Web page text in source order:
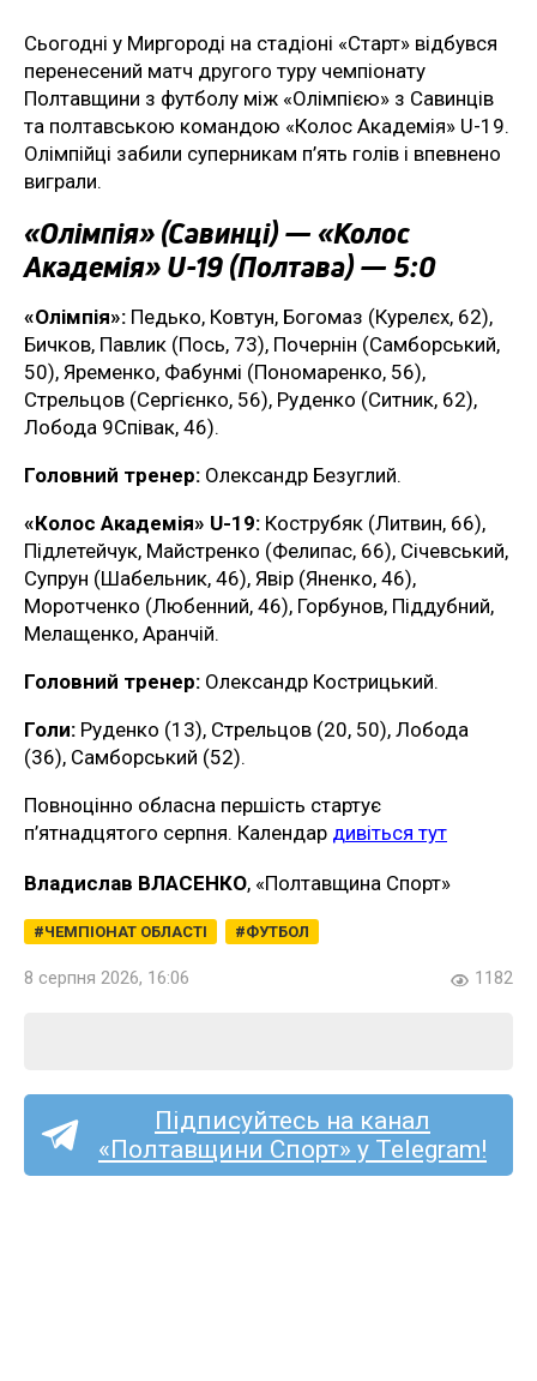
Сьогодні у Миргороді на стадіоні «Старт» відбувся
перенесений матч другого туру чемпіонату
Полтавщини з футболу між «Олімпією» з Савинців
та полтавською командою «Колос Академія» U-19.
Олімпійці забили суперникам п’ять голів і впевнено
виграли.
«Олімпія» (Савинці) — «Колос
Академія» U-19 (Полтава) — 5:0
«Олімпія»: Педько, Ковтун, Богомаз (Курелєх, 62),
Бичков, Павлик (Пось, 73), Почернін (Самборський,
50), Яременко, Фабунмі (Пономаренко, 56),
Стрельцов (Сергієнко, 56), Руденко (Ситник, 62),
Лобода 9Співак, 46).
Головний тренер: Олександр Безуглий.
«Колос Академія» U-19: Кострубяк (Литвин, 66),
Підлетейчук, Майстренко (Фелипас, 66), Січевський,
Супрун (Шабельник, 46), Явір (Яненко, 46),
Моротченко (Любенний, 46), Горбунов, Піддубний,
Мелащенко, Аранчій.
Головний тренер: Олександр Кострицький.
Голи: Руденко (13), Стрельцов (20, 50), Лобода
(36), Самборський (52).
Повноцінно обласна першість стартує
п’ятнадцятого серпня. Календар дивіться тут
Владислав ВЛАСЕНКО, «Полтавщина Спорт»
ЧЕМПІОНАТ ОБЛАСТІ ФУТБОЛ
8 серпня 2026, 16:06 1182
Підписуйтесь на канал
«Полтавщини Спорт» у Telegram!